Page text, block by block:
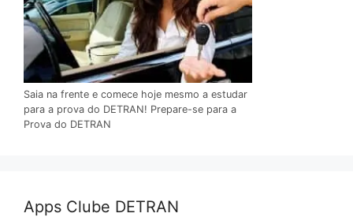
Saia na frente e comece hoje mesmo a estudar
para a prova do DETRAN! Prepare-se para a
Prova do DETRAN
Apps Clube DETRAN